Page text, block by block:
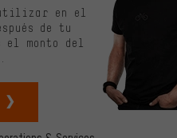
utilizar en el
de tu
el monto del